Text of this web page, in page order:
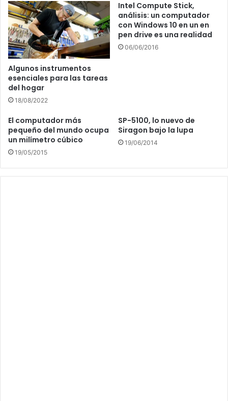
Algunos instrumentos
esenciales para las tareas
del hogar
18/08/2022
Intel Compute Stick,
análisis: un computador
con Windows 10 en un en
pen drive es una realidad
06/06/2016
El computador más
pequeño del mundo ocupa
un milímetro cúbico
19/05/2015
SP-5100, lo nuevo de
Siragon bajo la lupa
19/06/2014